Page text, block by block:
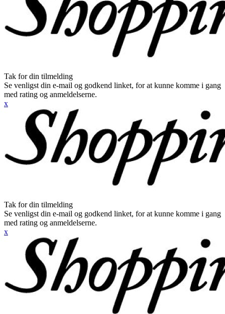
Tak for din tilmelding
Se venligst din e-mail og godkend linket, for at kunne komme i gang
med rating og anmeldelserne.
x
Tak for din tilmelding
Se venligst din e-mail og godkend linket, for at kunne komme i gang
med rating og anmeldelserne.
x